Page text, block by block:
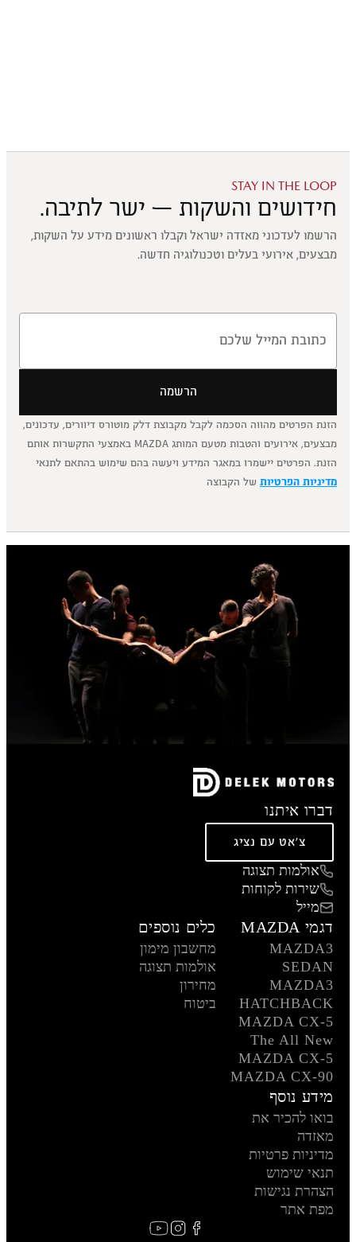
STAY IN THE LOOP
חידושים והשקות — ישר לתיבה.
הרשמו לעדכוני מאזדה ישראל וקבלו ראשונים מידע על השקות,
מבצעים, אירועי בעלים וטכנולוגיה חדשה.
הרשמה
הזנת הפרטים מהווה הסכמה לקבל מקבוצת דלק מוטורס דיוורים, עדכונים,
מבצעים, אירועים והטבות מטעם המותג MAZDA באמצעי התקשרות אותם
הזנת. הפרטים יישמרו במאגר המידע ויעשה בהם שימוש בהתאם לתנאי
מדיניות הפרטיותשל הקבוצה
דברו איתנו
צ'אט עם נציג
אולמות תצוגה
שירות לקוחות
מייל
דגמי MAZDA
MAZDA3
SEDAN
MAZDA3
HATCHBACK
MAZDA CX-5
The All New
MAZDA CX-5
MAZDA CX-90
כלים נוספים
מחשבון מימון
אולמות תצוגה
מחירון
ביטוח
מידע נוסף
בואו להכיר את
מאזדה
מדיניות פרטיות
תנאי שימוש
הצהרת נגישות
מפת אתר